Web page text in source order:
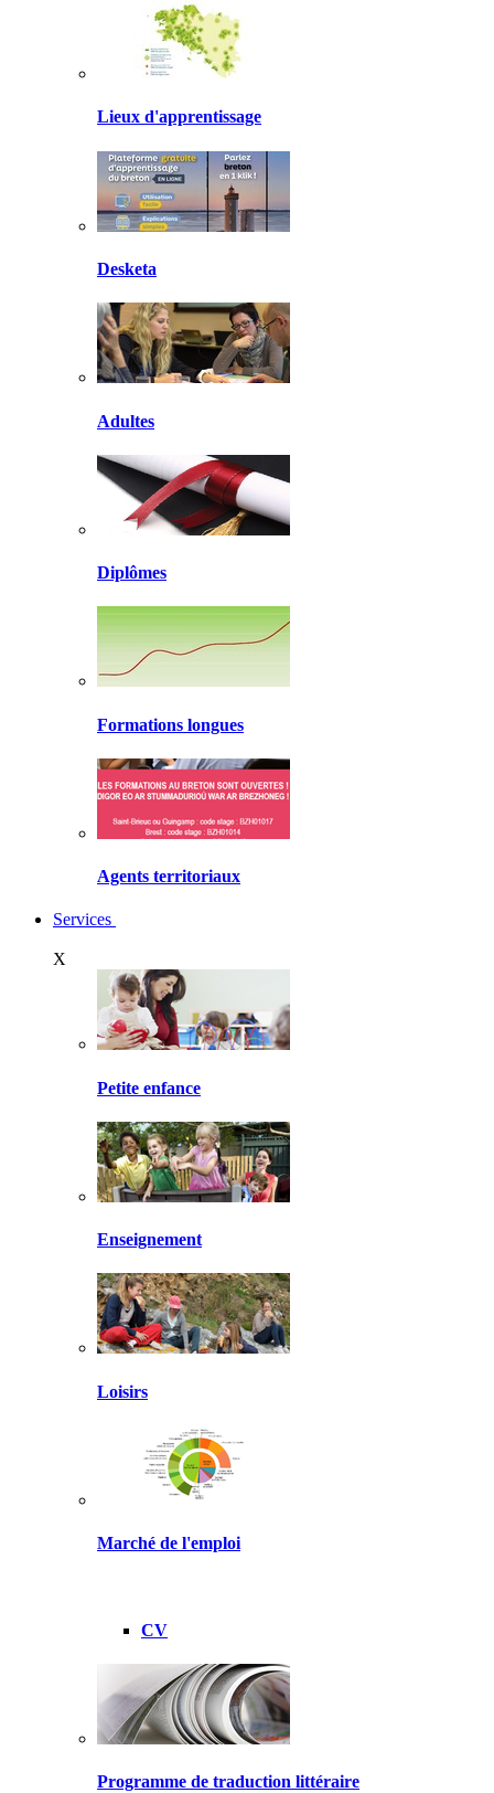
Lieux d'apprentissage
Desketa
Adultes
Diplômes
Formations longues
Agents territoriaux
Services
X
Petite enfance
Enseignement
Loisirs
Marché de l'emploi
CV
Programme de traduction littéraire